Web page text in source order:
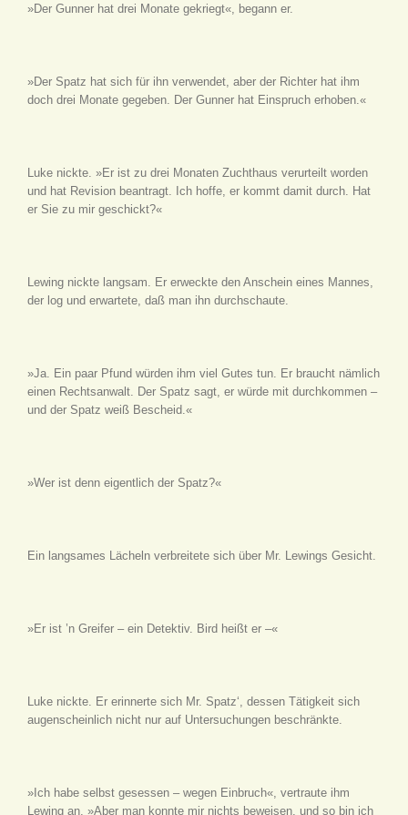
»Der Gunner hat drei Monate gekriegt«, begann er.
»Der Spatz hat sich für ihn verwendet, aber der Richter hat ihm
doch drei Monate gegeben. Der Gunner hat Einspruch erhoben.«
Luke nickte. »Er ist zu drei Monaten Zuchthaus verurteilt worden
und hat Revision beantragt. Ich hoffe, er kommt damit durch. Hat
er Sie zu mir geschickt?«
Lewing nickte langsam. Er erweckte den Anschein eines Mannes,
der log und erwartete, daß man ihn durchschaute.
»Ja. Ein paar Pfund würden ihm viel Gutes tun. Er braucht nämlich
einen Rechtsanwalt. Der Spatz sagt, er würde mit durchkommen –
und der Spatz weiß Bescheid.«
»Wer ist denn eigentlich der Spatz?«
Ein langsames Lächeln verbreitete sich über Mr. Lewings Gesicht.
»Er ist ’n Greifer – ein Detektiv. Bird heißt er –«
Luke nickte. Er erinnerte sich Mr. Spatz‘, dessen Tätigkeit sich
augenscheinlich nicht nur auf Untersuchungen beschränkte.
»Ich habe selbst gesessen – wegen Einbruch«, vertraute ihm
Lewing an. »Aber man konnte mir nichts beweisen, und so bin ich